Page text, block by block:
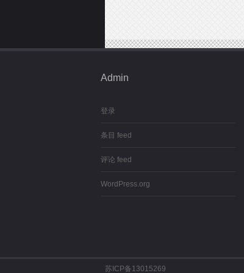
Admin
登录
条目 feed
评论 feed
WordPress.org
苏ICP备13015269